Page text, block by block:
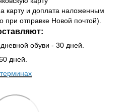
карту и доплата наложенным
при отправке Новой почтой).
обуви - 30 дней.
дней.